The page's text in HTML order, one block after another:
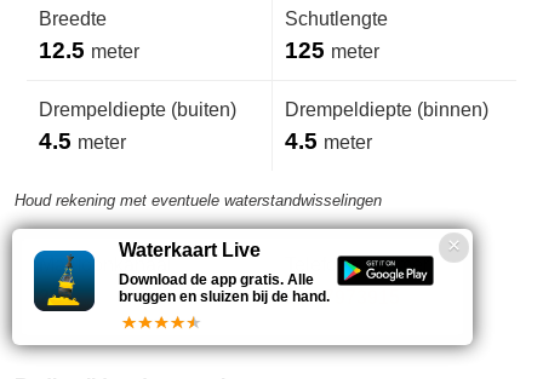
Breedte
12.5 meter
Schutlengte
125 meter
Drempeldiepte (buiten)
4.5 meter
Drempeldiepte (binnen)
4.5 meter
Houd rekening met eventuele waterstandwisselingen
Marifoonkanaal
22
Telefoonnummer
088-7973915
Waterkaart Live
Download de app gratis. Alle
bruggen en sluizen bij de hand.